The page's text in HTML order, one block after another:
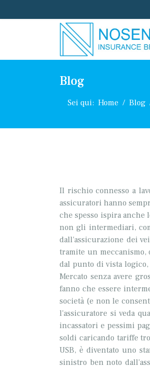
Blog
Sei qui: Home Blog
Il rischio connesso a
assicuratori hanno
che spesso ispira
non gli intermediari,
dall'assicurazione dei
tramite un meccanismo,
dal punto di vista
Mercato senza avere
fanno che essere
società (e non le
l'assicuratore si veda
incassatori e pessimi
soldi caricando tariffe
USB, è diventato uno
sinistro ben noto